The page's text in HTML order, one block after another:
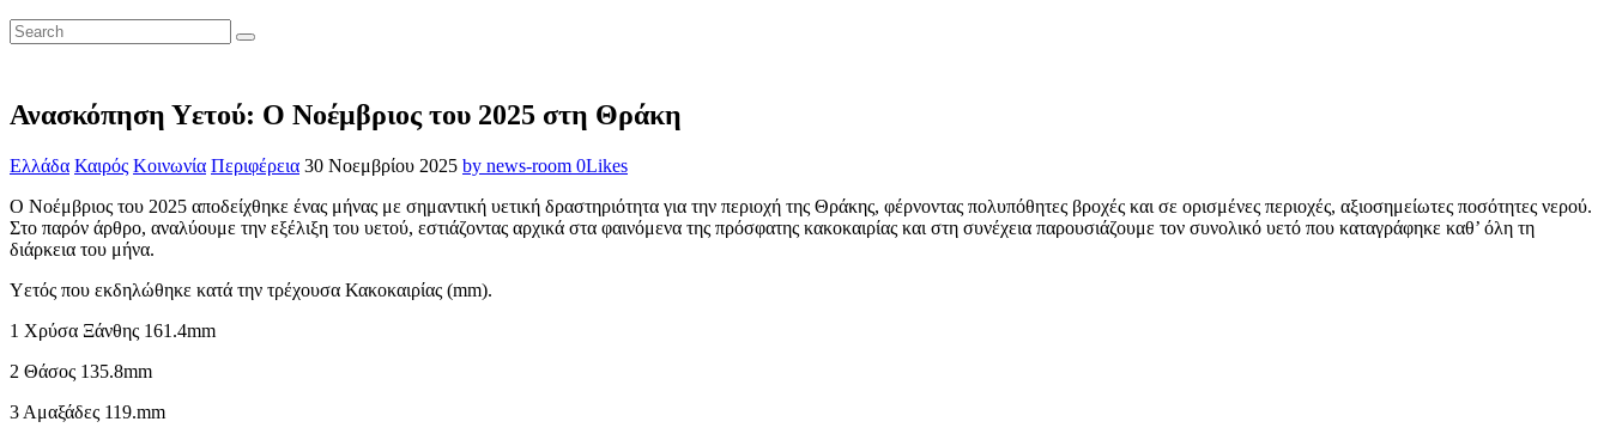
Ανασκόπηση Υετού: Ο Νοέμβριος του 2025 στη Θράκη
Ελλάδα Καιρός Κοινωνία Περιφέρεια 30 Νοεμβρίου 2025 by news-room 0Likes
Ο Νοέμβριος του 2025 αποδείχθηκε ένας μήνας με σημαντική υετική δραστηριότητα για την περιοχή της Θράκης, φέρνοντας πολυπόθητες βροχές και σε ορισμένες περιοχές, αξιοσημείωτες ποσότητες νερού.
Στο παρόν άρθρο, αναλύουμε την εξέλιξη του υετού, εστιάζοντας αρχικά στα φαινόμενα της πρόσφατης κακοκαιρίας και στη συνέχεια παρουσιάζουμε τον συνολικό υετό που καταγράφηκε καθ’ όλη τη
διάρκεια του μήνα.
Υετός που εκδηλώθηκε κατά την τρέχουσα Κακοκαιρίας (mm).
1 Χρύσα Ξάνθης 161.4mm
2 Θάσος 135.8mm
3 Αμαξάδες 119.mm